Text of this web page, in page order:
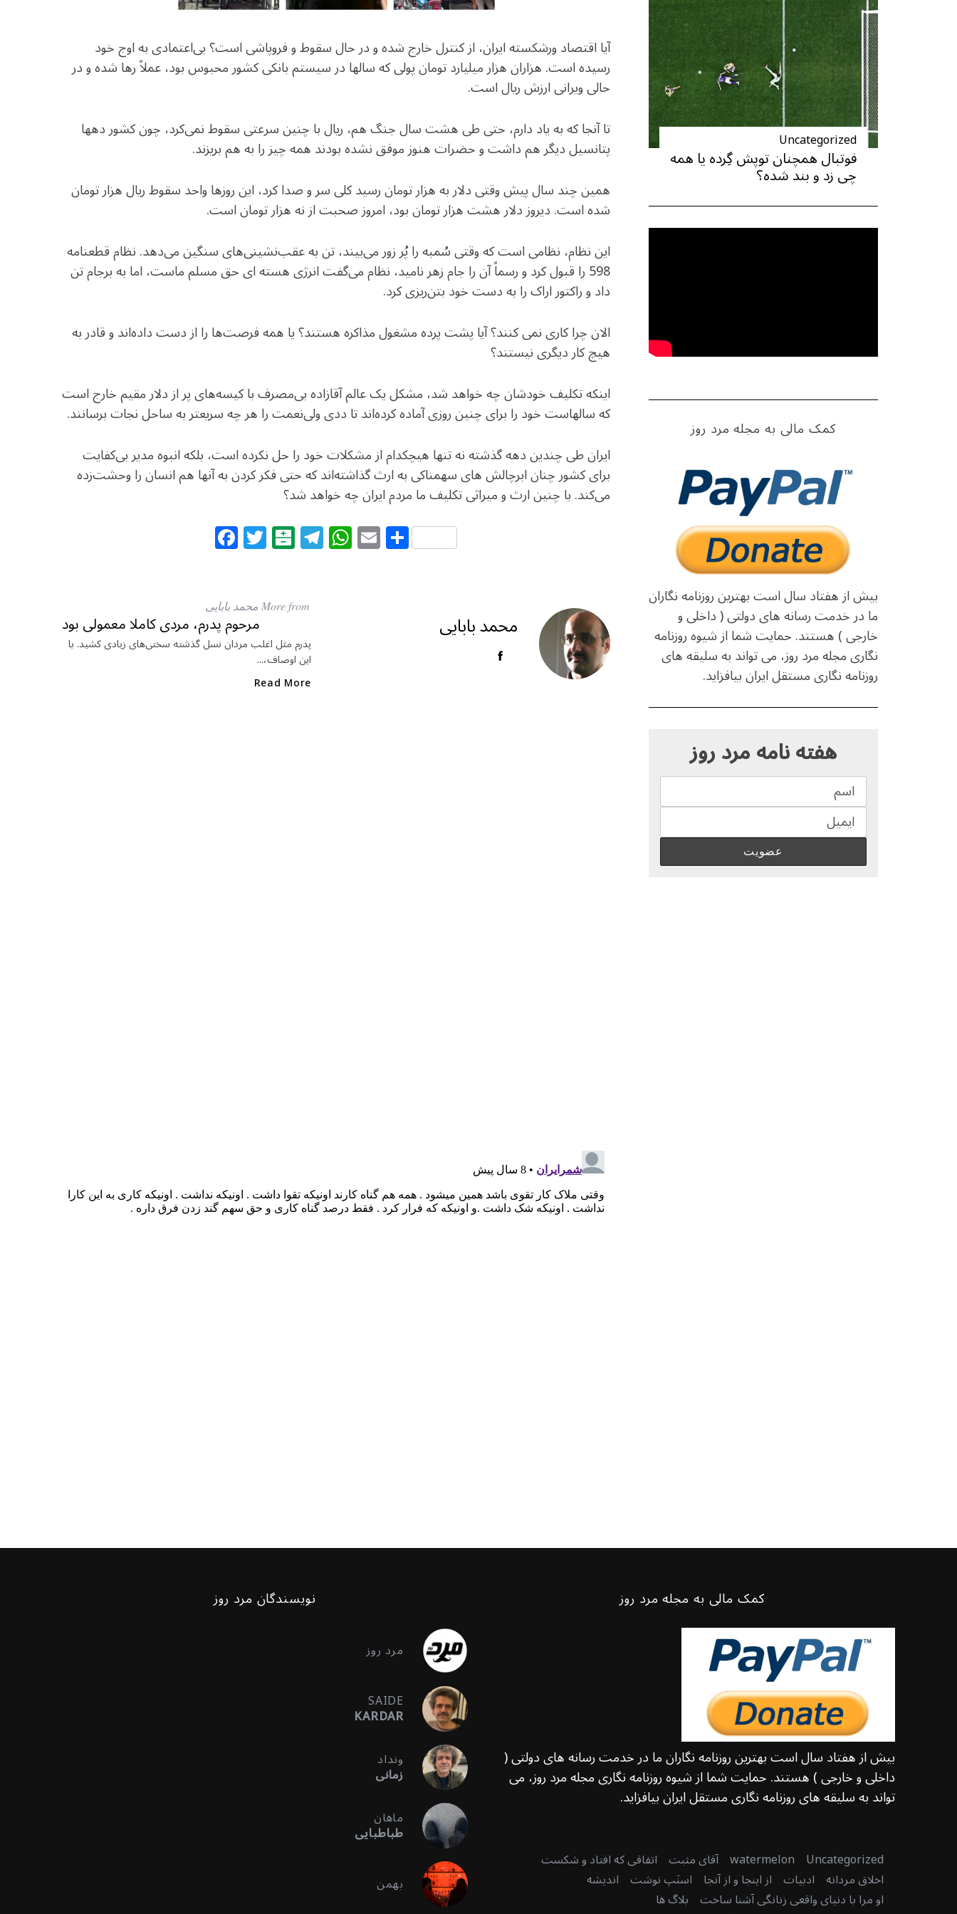
آیا اقتصاد ورشکسته ایران، از کنترل خارج شده و در حال سقوط و فروپاشی است؟ بی‌اعتمادی به اوج خود
رسیده است. هزاران هزار میلیارد تومان پولی که سالها در سیستم بانکی کشور محبوس بود، عملاً رها شده و در
حالی ویرانی ارزش ریال است.
تا آنجا که به یاد دارم، حتی طی هشت سال جنگ هم، ریال با چنین سرعتی سقوط نمی‌کرد، چون کشور دهها
پتانسیل دیگر هم داشت و حضرات هنوز موفق نشده بودند همه چیز را به هم بریزند.
همین چند سال پیش وقتی دلار به هزار تومان رسید کلی سر و صدا کرد، این روزها واحد سقوط ریال هزار تومان
شده است. دیروز دلار هشت هزار تومان بود، امروز صحبت از نه هزار تومان است.
این نظام، نظامی است که وقتی سُمبه را پُر زور می‌بیند، تن به عقب‌نشینی‌های سنگین می‌دهد. نظام قطعنامه
598 را قبول کرد و رسماً آن را جام زهر نامید، نظام می‌گفت انرژی هسته ای حق مسلم ماست، اما به برجام تن
داد و راکتور اراک را به دست خود بتن‌ریزی کرد.
الان چرا کاری نمی کنند؟ آیا پشت پرده مشغول مذاکره هستند؟ یا همه فرصت‌ها را از دست داده‌اند و قادر به
هیچ کار دیگری نیستند؟
اینکه تکلیف خودشان چه خواهد شد، مشکل یک عالم آقازاده بی‌مصرف با کیسه‌های پر از دلار مقیم خارج است
که سالهاست خود را برای چنین روزی آماده کرده‌اند تا ددی ولی‌نعمت را هر چه سریعتر به ساحل نجات برسانند.
ایران طی چندین دهه گذشته نه تنها هیچکدام از مشکلات خود را حل نکرده است، بلکه انبوه مدیر بی‌کفایت
برای کشور چنان ابرچالش های سهمناکی به ارث گذاشته‌اند که حتی فکر کردن به آنها هم انسان را وحشت‌زده
می‌کند. با چنین ارث و میراثی تکلیف ما مردم ایران چه خواهد شد؟
F
a
e
b
ook
T
w
e
r
B
al
ar
in
T
el W
h E
m S
h
محمد بابایی
More from محمد بابایی
مرحوم پدرم، مردی کاملا معمولی بود
پدرم مثل اغلب مردان نسل گذشته سختی‌های زیادی کشید. با
این اوصاف،...
Read More
Uncategorized
فوتبال همچنان توپش گِرده یا همه
چی زد و بند شده؟
کمک مالی به مجله مرد روز
بیش از هفتاد سال است بهترین روزنامه نگاران
ما در خدمت رسانه های دولتی ( داخلی و
خارجی ) هستند. حمایت شما از شیوه روزنامه
نگاری مجله مرد روز، می تواند به سلیقه های
روزنامه نگاری مستقل ایران بیافزاید.
هفته نامه مرد روز
کمک مالی به مجله مرد روز
بیش از هفتاد سال است بهترین روزنامه نگاران ما در خدمت رسانه های دولتی (
داخلی و خارجی ) هستند. حمایت شما از شیوه روزنامه نگاری مجله مرد روز، می
تواند به سلیقه های روزنامه نگاری مستقل ایران بیافزاید.
Uncategorized
watermelon آقای مثبت اتفاقی که افتاد و شکست
اخلاق مردانه ادبیات از اینجا و از آنجا اسنَپ نوشت اندیشه
او مرا با دنیای واقعی زنانگی آشنا ساخت بلاگ ها
نویسندگان مرد روز
مرد روز
SAIDE
KARDAR
ونداد
زمانی
ماهان
طباطبایی
بهمن
S
r
c
f
r